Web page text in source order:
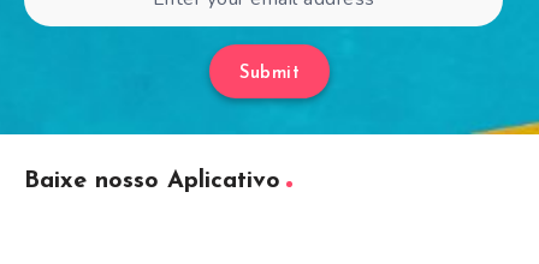
Submit
Baixe nosso Aplicativo